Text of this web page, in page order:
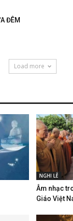
ĐÊM
Load more
NGHI LỄ
Âm nhạc
Giáo Việt